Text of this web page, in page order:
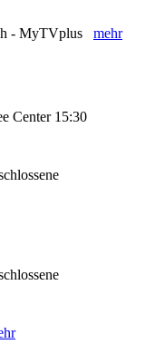
- MyTVplus mehr
Center 15:30